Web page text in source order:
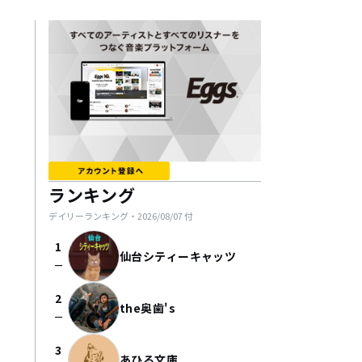
ランキング
デイリーランキング・ 2026/08/07付
1
check_indeterminate_small 仙台シティーキャッツ
2
check_indeterminate_small the奥歯's
3